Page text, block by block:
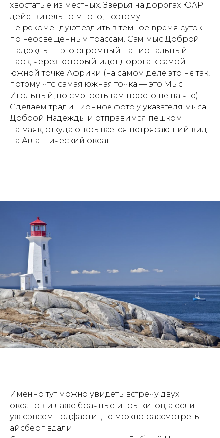
хвостатые из местных. Зверья на дорогах ЮАР
действительно много, поэтому
не рекомендуют ездить в темное время суток
по неосвещенным трассам. Сам мыс Доброй
Надежды — это огромный национальный
парк, через который идет дорога к самой
южной точке Африки (на самом деле это не так,
потому что самая южная точка — это Мыс
Игольный, но смотреть там просто не на что).
Сделаем традиционное фото у указателя мыса
Доброй Надежды и отправимся пешком
на маяк, откуда открывается потрясающий вид
на Атлантический океан.
Именно тут можно увидеть встречу двух
океанов и даже брачные игры китов, а если
уж совсем подфартит, то можно рассмотреть
айсберг вдали.